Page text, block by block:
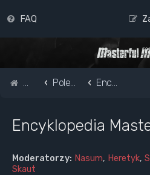
FAQ
Strona główna
Pole do popisu... Encyklopedia Masterfula
Encyklopedia
Moderatorzy: Nasum, Heretyk,
Skaut